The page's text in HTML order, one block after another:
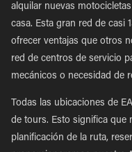
alquilar nuevas
casa. Esta gran red de casi
ofrecer ventajas que otros
red de centros de servicio
mecánicos o necesidad de
Todas las ubicaciones de
de tours. Esto significa que
planificación de la ruta,